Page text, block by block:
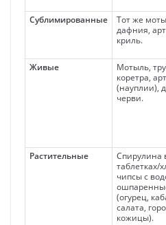
Сублимированные
Тот же
дафния,
криль.
Живые
Мотыль,
коретра,
(науплии),
черви.
Растительные
Спирулина
таблетках/
чипсы с
(огурец,
салата,
кожицы).